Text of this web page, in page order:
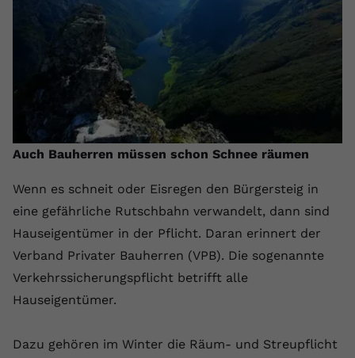
Auch Bauherren müssen schon Schnee räumen
Wenn es schneit oder Eisregen den Bürgersteig in
eine gefährliche Rutschbahn verwandelt, dann sind
Hauseigentümer in der Pflicht. Daran erinnert der
Verband Privater Bauherren (VPB). Die sogenannte
Verkehrssicherungspflicht betrifft alle
Hauseigentümer.
Dazu gehören im Winter die Räum- und Streupflicht
Laufzeit
Zweck
YouTube setzt diesen Cookie, um die
Videopräferenzen des Benutzers zu
speichern, der eingebettete YouTube-
Videos verwendet.
Anbieter youtube.com
Laufzeit Session
Zweck
Dieser von YouTube gesetzte Cookie
registriert eine eindeutige ID, um
Daten darüber zu speichern, welche
gesehen hat.